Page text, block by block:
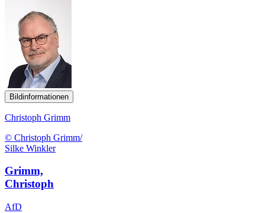
Bildinformationen
Christoph Grimm
© Christoph Grimm/
Silke Winkler
Grimm,
Christoph
AfD